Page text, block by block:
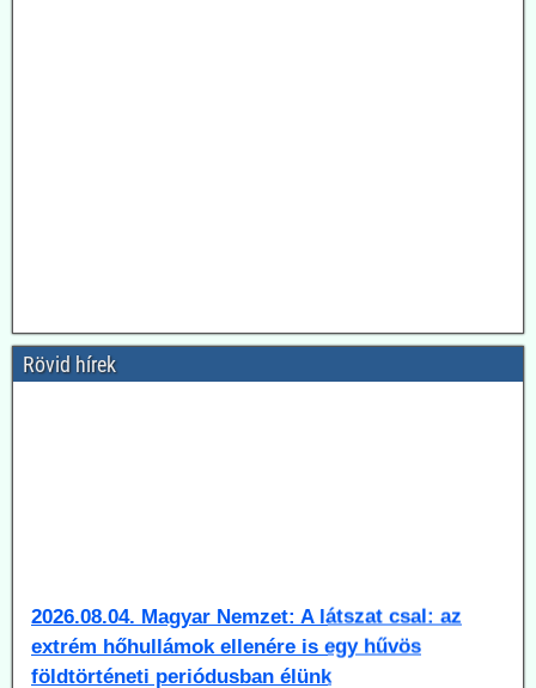
Rövid hírek
földtörténeti periódusban élünk
A lap a Föld múltbeli klímaváltozásainak okairól, illetve a most
tapasztalható változás természeti és emberi okairól beszélget dr.